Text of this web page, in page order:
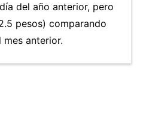
del año anterior, pero
pesos) comparando
anterior.